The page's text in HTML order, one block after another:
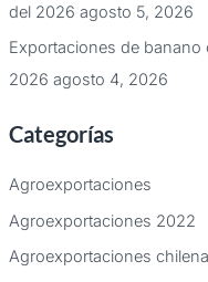
del 2026 agosto 5, 2026
Exportaciones de banano
2026 agosto 4, 2026
Categorías
Agroexportaciones
Agroexportaciones 2022
Agroexportaciones